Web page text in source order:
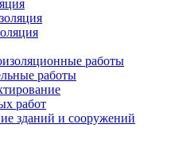
работы
работы
работ
зданий и сооружений